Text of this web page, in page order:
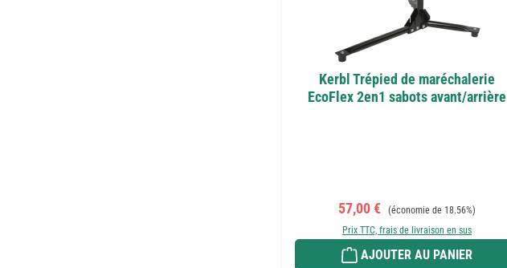
Kerbl Trépied de maréchalerie
EcoFlex 2en1 sabots avant/arrière
Prix de vente :
57,00 € Prix régulier :
(économie de 18.56%)
Prix TTC, frais de livraison en sus
AJOUTER AU PANIER